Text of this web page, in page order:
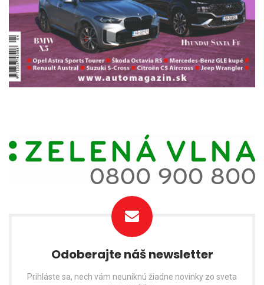
Odoberajte náš newsletter
Prihláste sa, nech vám neuniknú žiadne novinky zo sveta